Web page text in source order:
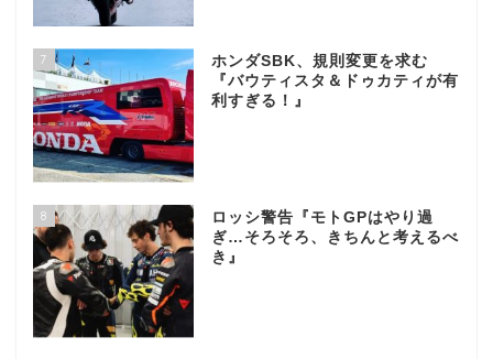
7
ホンダSBK、規則変更を求む
『バウティスタ＆ドゥカティが有
利すぎる！』
8
ロッシ警告『モトGPはやり過
ぎ…そろそろ、きちんと考えるべ
き』